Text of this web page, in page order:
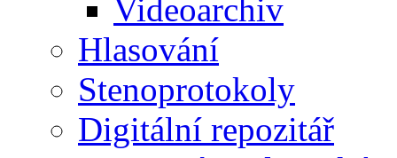
Videoarchiv
Hlasování
Stenoprotokoly
Digitální repozitář